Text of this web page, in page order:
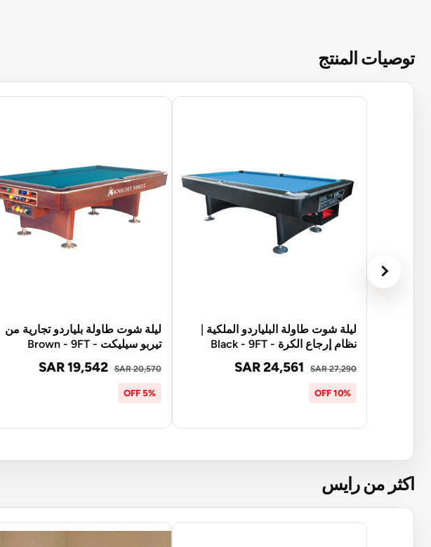
توصيات المنتج
ليلة شوت طاولة البلياردو الملكية |
نظام إرجاع الكرة - Black - 9FT
SAR 24,561 SAR 27,290
10% OFF
ليلة شوت طاولة بلياردو تجارية من
تيربو سيليكت - Brown - 9FT
SAR 19,542 SAR 20,570
5% OFF
اكثر من رايس